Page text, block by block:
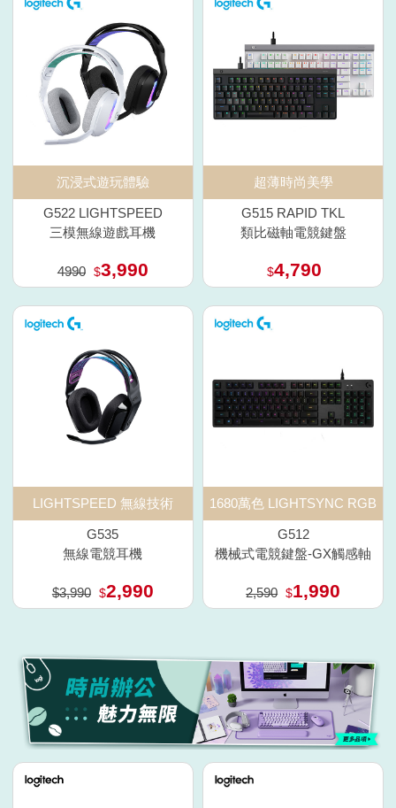
沉浸式遊玩體驗
G522 LIGHTSPEED
三模無線遊戲耳機
4990 $3,990
超薄時尚美學
G515 RAPID TKL
類比磁軸電競鍵盤
$4,790
LIGHTSPEED 無線技術
G535
無線電競耳機
$3,990 $2,990
1680萬色 LIGHTSYNC RGB
G512
機械式電競鍵盤-GX觸感軸
2,590 $1,990